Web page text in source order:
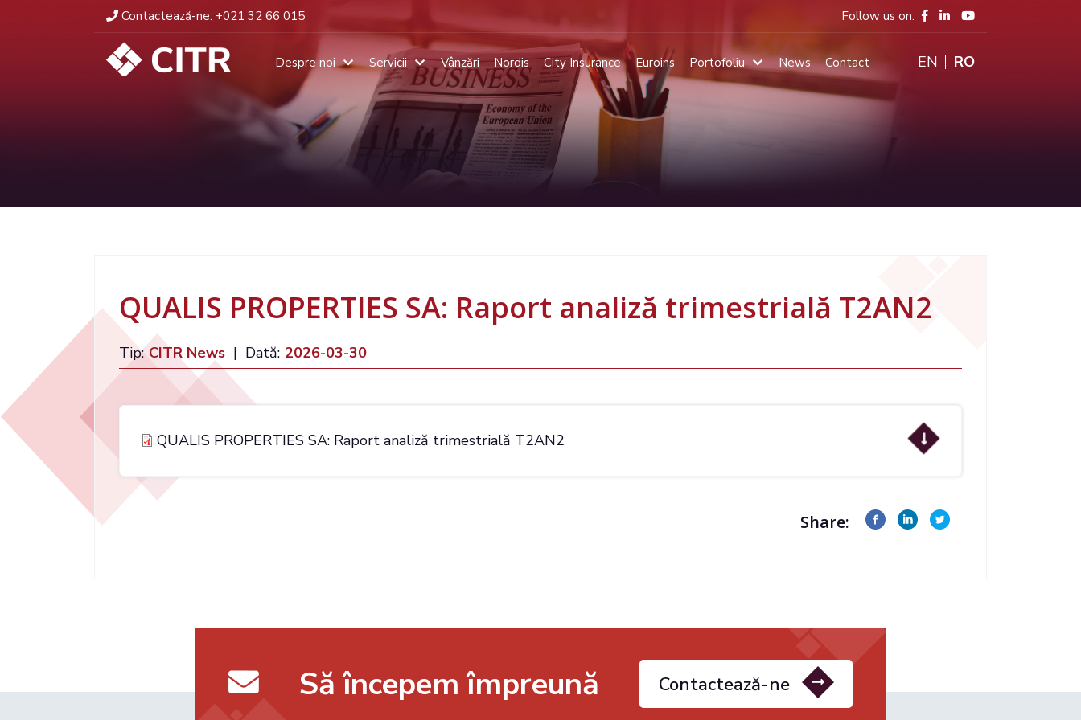
Contactează-ne: +021 32 66 015 Follow us on:
Main
navigation
Despre noi Servicii Vânzări Nordis City Insurance Euroins Portofoliu News Contact ENGLISH
RO
QUALIS PROPERTIES SA: Raport analiză trimestrială T2AN2
Tip: CITR News | Dată: 2026-03-30
QUALIS PROPERTIES SA: Raport analiză trimestrială T2AN2
Share:
Să începem împreună Contactează-ne